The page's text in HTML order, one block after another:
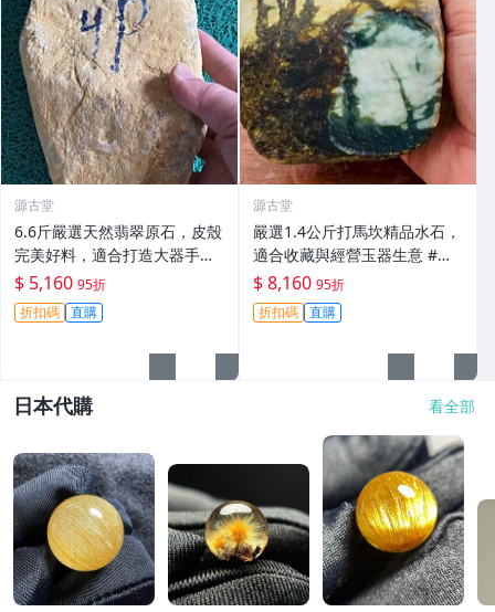
源古堂
6.6斤嚴選天然翡翠原石，皮殼
完美好料，適合打造大器手鐲
或吊牌，支持專業加工。A貨
保證品質優。翡翠 翡翠原石 A
貨翡翠
$ 5,160 95折
折扣碼 直購
源古堂
嚴選1.4公斤打馬坎精品水石，
適合收藏與經營玉器生意 #翡
翠 #天然翡翠 #A貨翡翠玉石
$ 8,160 95折
折扣碼 直購
日本代購 看全部